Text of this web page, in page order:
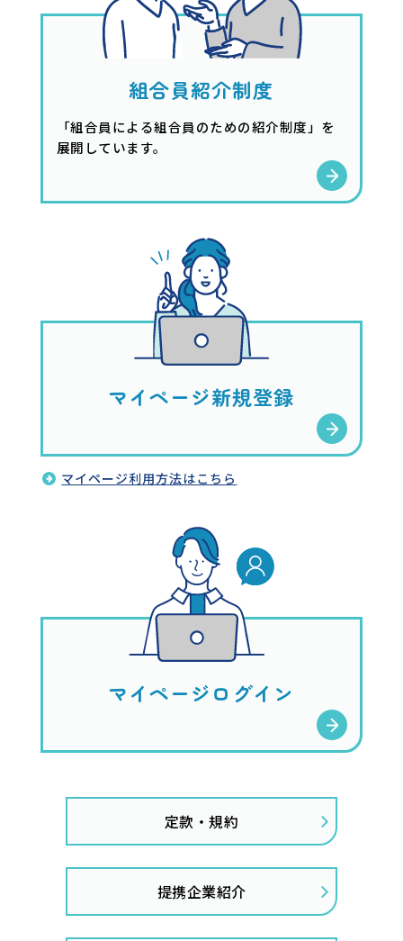
組合員紹介制度
「組合員による組合員のための紹介制度」を
展開しています。
マイページ新規登録
マイページ利用方法はこちら
マイページログイン
定款・規約
提携企業紹介